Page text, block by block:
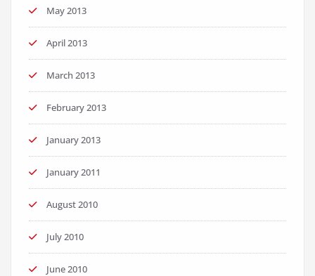
May 2013
April 2013
March 2013
February 2013
January 2013
January 2011
August 2010
July 2010
June 2010